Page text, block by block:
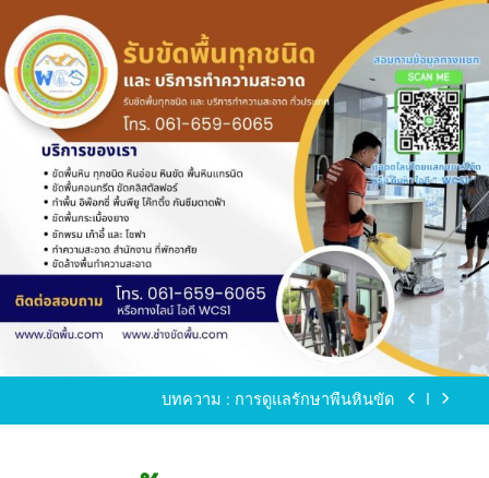
to
content
ขัดพื้นหินขัด อบต.แหลมบัวนครปฐม
ขัดพื้นหินอ่อน โทร.0616596065 ไลน์ WCS1
บทความ : การดูแลรักษาพื้นหินขัด